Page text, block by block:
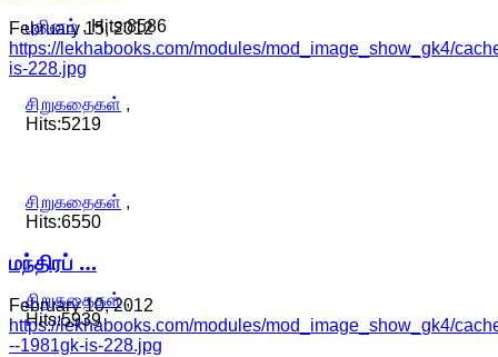
February 15, 2012
https://lekhabooks.com/modules/mod_image_show_gk4/
is-228.jpg
மந்திரப் …
February 10, 2012
https://lekhabooks.com/modules/mod_image_show_gk4/
--1981gk-is-228.jpg
புதினம், Hits:8586
சிறுகதைகள் ,
Hits:5219
சிறுகதைகள் ,
Hits:6550
சிறுகதைகள்,
Hits:5939